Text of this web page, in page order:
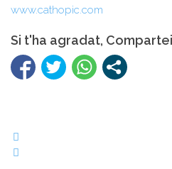
www.cathopic.com
Si t'ha agradat,